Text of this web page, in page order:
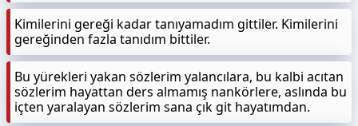
Kimilerini gereği kadar tanıyamadım gittiler. Kimilerini
gereğinden fazla tanıdım bittiler.
Bu yürekleri yakan sözlerim yalancılara, bu kalbi acıtan
sözlerim hayattan ders almamış nankörlere, aslında bu
içten yaralayan sözlerim sana çık git hayatımdan.